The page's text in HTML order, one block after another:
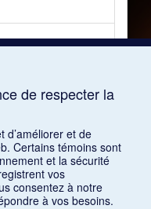
de respecter la
d’améliorer et de
Certains témoins sont
et la sécurité
vos
consentez à notre
à vos besoins.